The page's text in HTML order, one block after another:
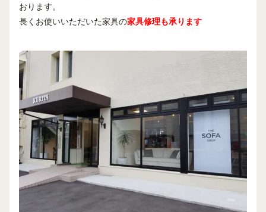
おります。
長くお使いいただいた家具の家具修理も承ります